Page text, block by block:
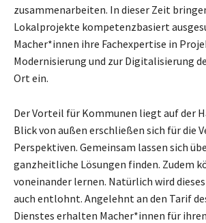
zusammenarbeiten. In dieser Zeit
Lokalprojekte kompetenzbasiert
Macher*innen ihre Fachexpertise in
Modernisierung und zur Digitalisierung
Ort ein.
Der Vorteil für Kommunen liegt auf der
Blick von außen erschließen sich für die
Perspektiven. Gemeinsam lassen sich
ganzheitliche Lösungen finden. Zudem
voneinander lernen. Natürlich wird
auch entlohnt. Angelehnt an den Tarif
Dienstes erhalten Macher*innen für